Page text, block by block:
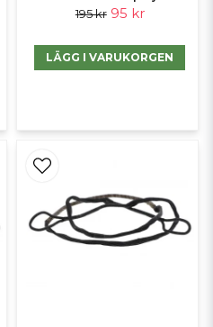
195 kr 95 kr
LÄGG I VARUKORGEN